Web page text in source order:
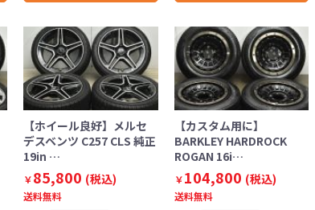
【ホイール良好】メルセ
デスベンツ C257 CLS 純正
19in …
￥85,800 (税込)
送料無料
【カスタム用に】
BARKLEY HARDROCK
ROGAN 16i…
￥104,800 (税込)
送料無料